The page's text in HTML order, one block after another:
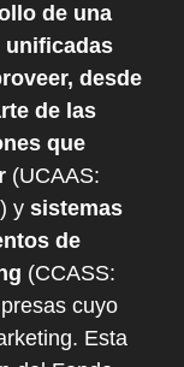
de una
unificadas
desde
de las
que
(UCAAS:
y sistemas
de
(CCASS:
cuyo
Esta